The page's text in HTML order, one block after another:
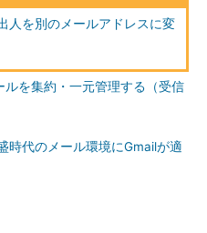
人のメールアドレスを利用で
を変更する必要がある。まず
グインし、画面右上の歯車アイ
び、Gmailの設定画面を開く。
ウィザードを実行する。
を別のメールアドレスに変
を集約・一元管理する（受信
代のメール環境にGmailが適